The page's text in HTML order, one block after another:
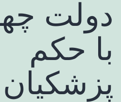
دولت
با حکم
پزشکیان